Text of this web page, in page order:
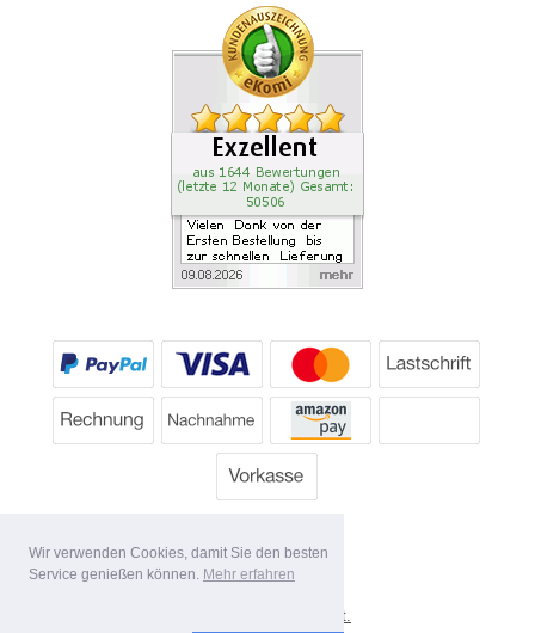
Wir verwenden Cookies, damit Sie den besten
Service genießen können. Mehr erfahren
Alle Preise inkl. MwSt.